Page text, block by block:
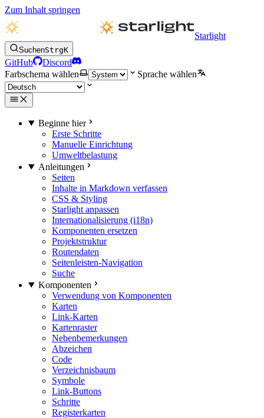
Zum Inhalt springen
Starlight
SuchenStrgK
GitHub
Discord
Farbschema wählen
Sprache wählen
Beginne hier
Erste Schritte
Manuelle Einrichtung
Umweltbelastung
Anleitungen
Seiten
Inhalte in Markdown verfassen
CSS & Styling
Starlight anpassen
Internationalisierung (i18n)
Komponenten ersetzen
Projektstruktur
Routendaten
Seitenleisten-Navigation
Suche
Komponenten
Verwendung von Komponenten
Karten
Link-Karten
Kartenraster
Nebenbemerkungen
Abzeichen
Code
Verzeichnisbaum
Symbole
Link-Buttons
Schritte
Registerkarten